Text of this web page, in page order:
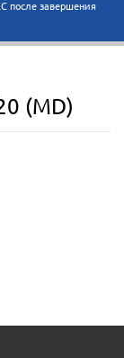
после завершения
(MD)